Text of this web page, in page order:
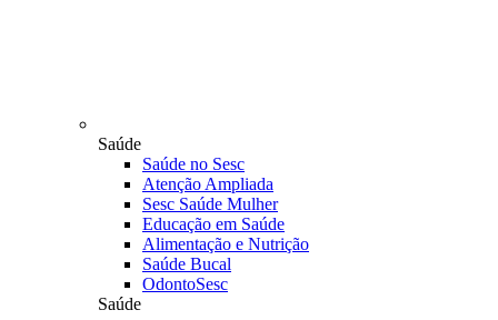
Saúde
Saúde no Sesc
Atenção Ampliada
Sesc Saúde Mulher
Educação em Saúde
Alimentação e Nutrição
Saúde Bucal
OdontoSesc
Saúde